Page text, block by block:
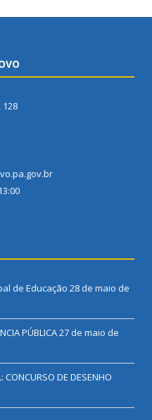
128
de Educação 28 de maio de
PÚBLICA27 de maio de
CONCURSO DE DESENHO